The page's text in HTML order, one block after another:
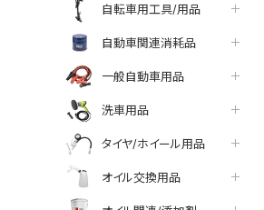
自転車用工具/用品
自動車関連消耗品
一般自動車用品
洗車用品
タイヤ/ホイール用品
オイル交換用品